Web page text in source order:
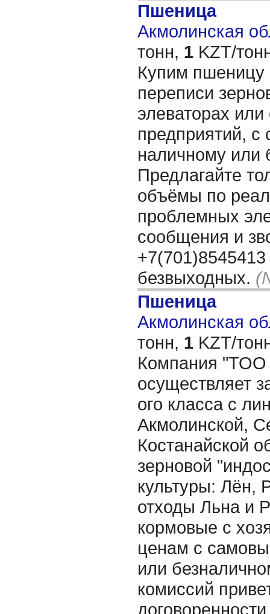
Пшеница
Акмолинская
тонн, 1 KZT/
Купим пшеницу
переписи
элеваторах или
предприятий,
наличному или
Предлагайте
объёмы по
проблемных
сообщения и
безвыходных.
Пшеница
Акмолинская
тонн, 1 KZT/
Компания "ТОО
осуществляет
ого класса с
Акмолинской,
Костанайской
зерновой
культуры: Лён,
отходы Льна и
кормовые с
ценам с
или
комиссий